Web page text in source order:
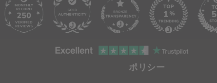
ポリシー